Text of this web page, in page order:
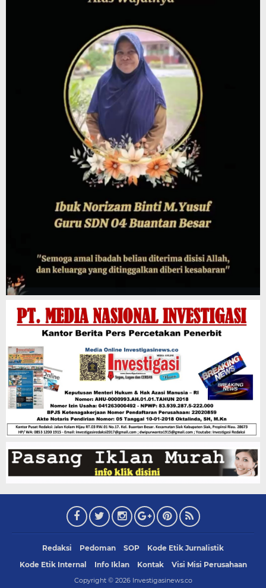
Redaksi Pedoman SOP
Kode Etik Jurnalistik
Kode Etik Internal
Info Iklan Kontak Visi Misi Perusahaan
Copyright © 2026 Investigasinews.co